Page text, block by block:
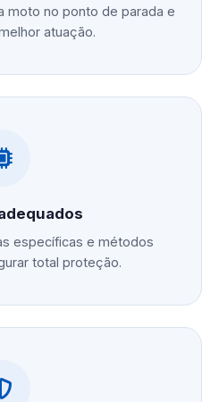
moto no ponto de parada e
atuação.
específicas e métodos
total proteção.